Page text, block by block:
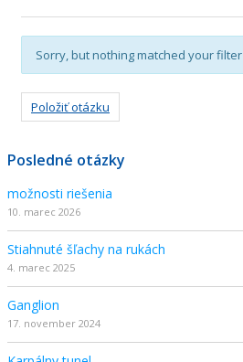
Sorry, but nothing matched your filter
Položiť otázku
Posledné otázky
možnosti riešenia
10. marec 2026
Stiahnuté šľachy na rukách
4. marec 2025
Ganglion
17. november 2024